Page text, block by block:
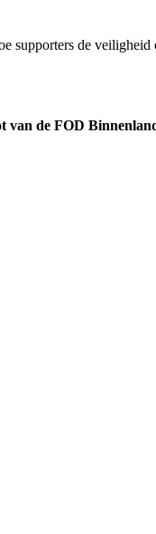
supporters de veiligheid
van de FOD